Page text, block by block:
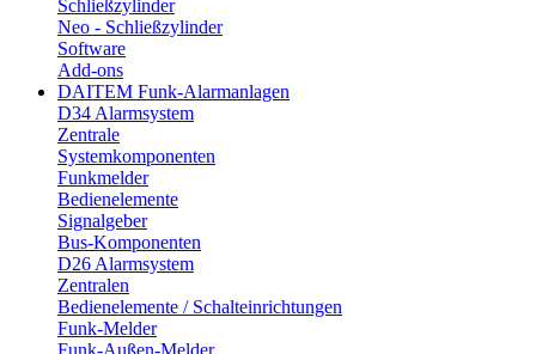
Schließzylinder
Neo - Schließzylinder
Software
Add-ons
DAITEM Funk-Alarmanlagen
D34 Alarmsystem
Zentrale
Systemkomponenten
Funkmelder
Bedienelemente
Signalgeber
Bus-Komponenten
D26 Alarmsystem
Zentralen
Bedienelemente / Schalteinrichtungen
Funk-Melder
Funk-Außen-Melder